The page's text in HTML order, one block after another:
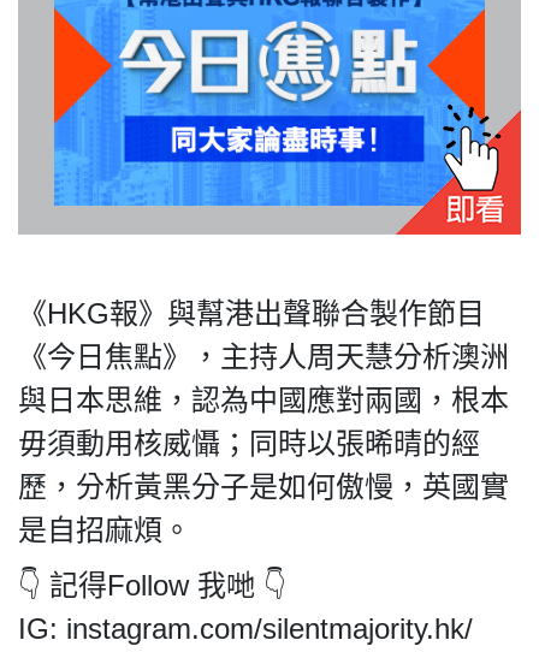
聯絡我們
私
政
策
及
免
責
聲
明
2018
Silent
Majority
For
《HKG報》與幫港出聲聯合製作節目
《今日焦點》，主持人周天慧分析澳洲
與日本思維，認為中國應對兩國，根本
毋須動用核威懾；同時以張晞晴的經
歷，分析黃黑分子是如何傲慢，英國實
是自招麻煩。
👇 記得Follow 我哋 👇
IG: instagram.com/silentmajority.hk/